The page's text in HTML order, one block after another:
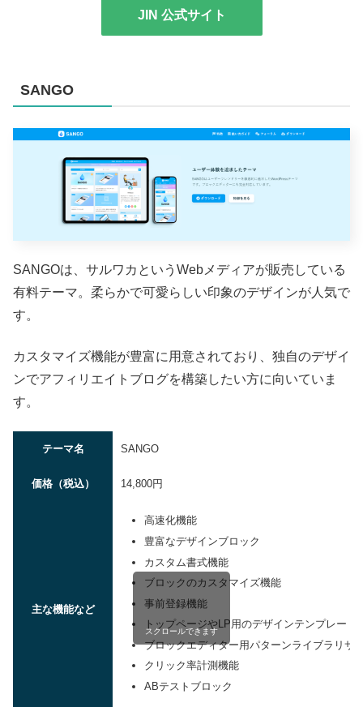
JIN 公式サイト
SANGO
SANGOは、サルワカというWebメディアが販売している
有料テーマ。柔らかで可愛らしい印象のデザインが人気で
す。
カスタマイズ機能が豊富に用意されており、独自のデザイ
ンでアフィリエイトブログを構築したい方に向いていま
す。
テーマ名 SANGO
価格（税込） 14,800円
主な機能など
高速化機能
豊富なデザインブロック
カスタム書式機能
ブロックのカスタマイズ機能
事前登録機能
トップページやLP用のデザインテンプレート
ブロックエディター用パターンライブラリサ
クリック率計測機能
ABテストブロック
スクロールできます